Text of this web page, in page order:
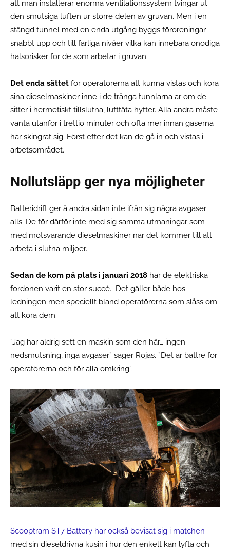
att man installerar enorma ventilationssystem tvingar ut
den smutsiga luften ur större delen av gruvan. Men i en
stängd tunnel med en enda utgång byggs föroreningar
snabbt upp och till farliga nivåer vilka kan innebära onödiga
hälsorisker för de som arbetar i gruvan.
Det enda sättet för operatörerna att kunna vistas och köra
sina dieselmaskiner inne i de trånga tunnlarna är om de
sitter i hermetiskt tillslutna, lufttäta hytter. Alla andra måste
vänta utanför i trettio minuter och ofta mer innan gaserna
har skingrat sig. Först efter det kan de gå in och vistas i
arbetsområdet.
Nollutsläpp ger nya möjligheter
Batteridrift ger å andra sidan inte ifrån sig några avgaser
alls. De för därför inte med sig samma utmaningar som
med motsvarande dieselmaskiner när det kommer till att
arbeta i slutna miljöer.
Sedan de kom på plats i januari 2018 har de elektriska
fordonen varit en stor succé. Det gäller både hos
ledningen men speciellt bland operatörerna som slåss om
att köra dem.
”Jag har aldrig sett en maskin som den här… ingen
nedsmutsning, inga avgaser” säger Rojas. ”Det är bättre för
operatörerna och för alla omkring”.
Scooptram ST7 Battery har också bevisat sig i matchen
med sin dieseldrivna kusin i hur den enkelt kan lyfta och